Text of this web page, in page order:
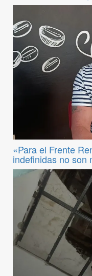
«Para el Frente
indefinidas no son